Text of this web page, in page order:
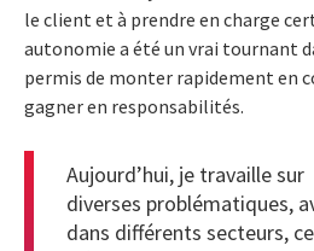
le client et à prendre en charge
autonomie a été un vrai tournant
permis de monter rapidement en
gagner en responsabilités.
Aujourd’hui, je travaille sur
diverses problématiques,
dans différents secteurs,